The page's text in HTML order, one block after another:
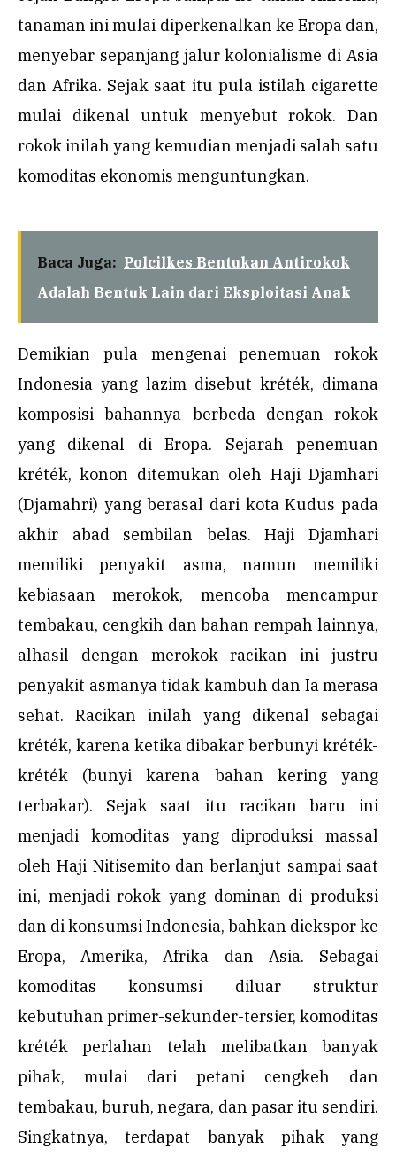
tanaman ini mulai diperkenalkan ke Eropa dan,
menyebar sepanjang jalur kolonialisme di Asia
dan Afrika. Sejak saat itu pula istilah cigarette
mulai dikenal untuk menyebut rokok. Dan
rokok inilah yang kemudian menjadi salah satu
komoditas ekonomis menguntungkan.
Baca Juga: Polcilkes Bentukan Antirokok
Adalah Bentuk Lain dari Eksploitasi Anak
Demikian pula mengenai penemuan rokok
Indonesia yang lazim disebut kréték, dimana
komposisi bahannya berbeda dengan rokok
yang dikenal di Eropa. Sejarah penemuan
kréték, konon ditemukan oleh Haji Djamhari
(Djamahri) yang berasal dari kota Kudus pada
akhir abad sembilan belas. Haji Djamhari
memiliki penyakit asma, namun memiliki
kebiasaan merokok, mencoba mencampur
tembakau, cengkih dan bahan rempah lainnya,
alhasil dengan merokok racikan ini justru
penyakit asmanya tidak kambuh dan Ia merasa
sehat. Racikan inilah yang dikenal sebagai
kréték, karena ketika dibakar berbunyi kréték-
kréték (bunyi karena bahan kering yang
terbakar). Sejak saat itu racikan baru ini
menjadi komoditas yang diproduksi massal
oleh Haji Nitisemito dan berlanjut sampai saat
ini, menjadi rokok yang dominan di produksi
dan di konsumsi Indonesia, bahkan diekspor ke
Eropa, Amerika, Afrika dan Asia. Sebagai
komoditas konsumsi diluar struktur
kebutuhan primer-sekunder-tersier, komoditas
kréték perlahan telah melibatkan banyak
pihak, mulai dari petani cengkeh dan
tembakau, buruh, negara, dan pasar itu sendiri.
Singkatnya, terdapat banyak pihak yang